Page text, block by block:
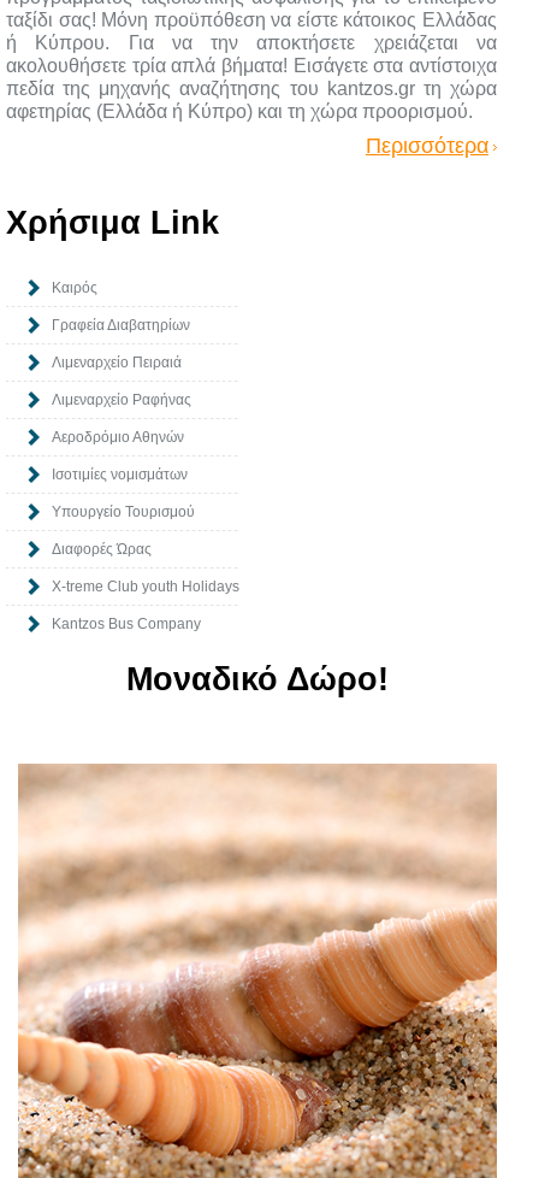
ταξίδι σας! Μόνη προϋπόθεση να είστε κάτοικος Ελλάδας
ή Κύπρου. Για να την αποκτήσετε χρειάζεται να
ακολουθήσετε τρία απλά βήματα! Εισάγετε στα αντίστοιχα
πεδία της μηχανής αναζήτησης του kantzos.gr τη χώρα
αφετηρίας (Ελλάδα ή Κύπρο) και τη χώρα προορισμού.
Περισσότερα
Χρήσιμα Link
Καιρός
Γραφεία Διαβατηρίων
Λιμεναρχείο Πειραιά
Λιμεναρχείο Ραφήνας
Αεροδρόμιο Αθηνών
Ισοτιμίες νομισμάτων
Υπουργείο Τουρισμού
Διαφορές Ώρας
Χ-treme Club youth Holidays
Kantzos Bus Company
Μοναδικό Δώρο!